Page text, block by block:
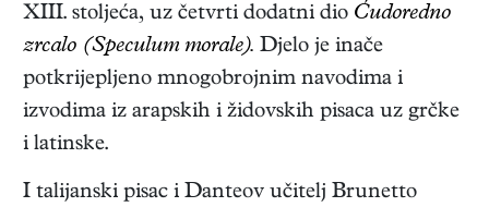
XIII. stoljeća, uz četvrti dodatni dio Ćudoredno
zrcalo (Speculum morale). Djelo je inače
potkrijepljeno mnogobrojnim navodima i
izvodima iz arapskih i židovskih pisaca uz grčke
i latinske.
I talijanski pisac i Danteov učitelj Brunetto